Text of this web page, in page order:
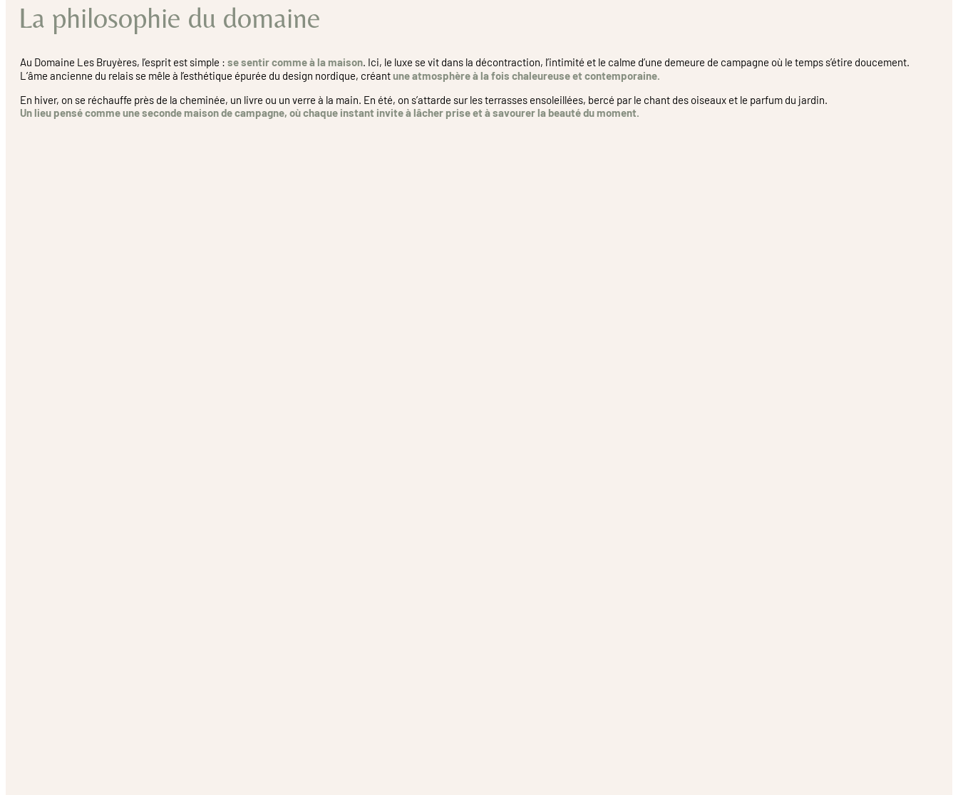
La philosophie du domaine
Au Domaine Les Bruyères, l’esprit est simple : se sentir comme à la maison. Ici, le luxe se vit dans la décontraction, l’intimité et le calme d’une demeure de campagne où le temps s’étire doucement.
L’âme ancienne du relais se mêle à l’esthétique épurée du design nordique, créantune atmosphère à la fois chaleureuse et contemporaine.
En hiver, on se réchauffe près de la cheminée, un livre ou un verre à la main. En été, on s’attarde sur les terrasses ensoleillées, bercé par le chant des oiseaux et le parfum du jardin.
Un lieu pensé comme une seconde maison de campagne, où chaque instant invite à lâcher prise et à savourer la beauté du moment.